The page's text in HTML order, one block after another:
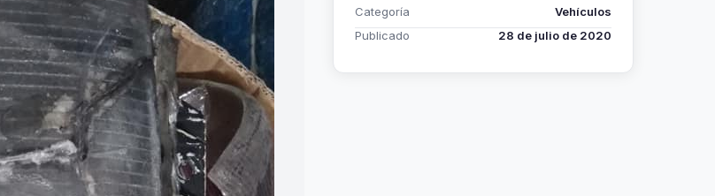
Categoría
Vehículos
Publicado
28 de julio de 2020